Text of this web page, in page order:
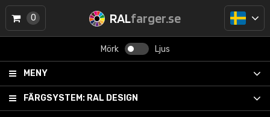
RALfarger.se
Mörk Ljus
MENY
FÄRGSYSTEM: RAL DESIGN
0